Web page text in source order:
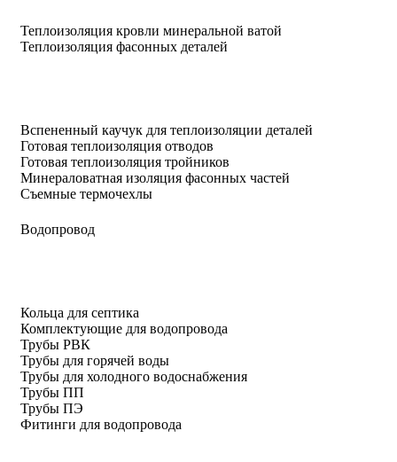
Теплоизоляция кровли минеральной ватой
Теплоизоляция фасонных деталей
Вспененный каучук для теплоизоляции деталей
Готовая теплоизоляция отводов
Готовая теплоизоляция тройников
Минераловатная изоляция фасонных частей
Съемные термочехлы
Водопровод
Кольца для септика
Комплектующие для водопровода
Трубы РВК
Трубы для горячей воды
Трубы для холодного водоснабжения
Трубы ПП
Трубы ПЭ
Фитинги для водопровода